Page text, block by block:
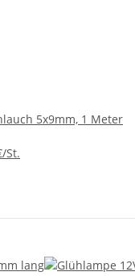
5x9mm, 1 Meter
St.